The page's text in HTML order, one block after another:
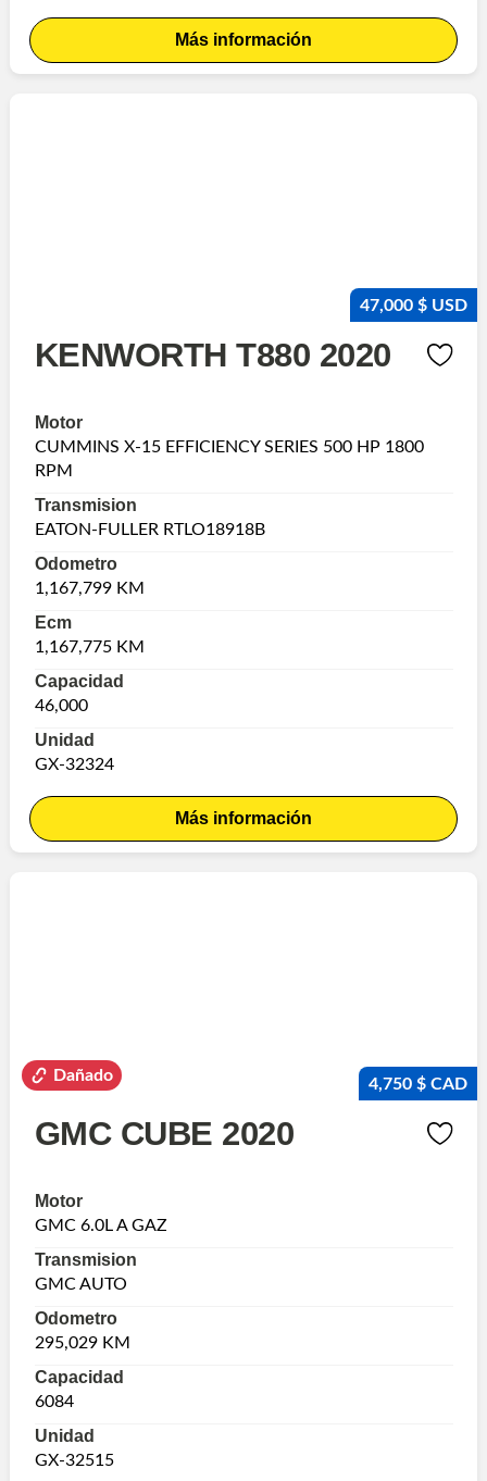
Más información
47,000 $ USD
KENWORTH T880 2020
Motor
CUMMINS X-15 EFFICIENCY SERIES 500 HP 1800
RPM
Transmision
EATON-FULLER RTLO18918B
Odometro
1,167,799 KM
Ecm
1,167,775 KM
Capacidad
46,000
Unidad
GX-32324
Más información
Dañado 4,750 $ CAD
GMC CUBE 2020
Motor
GMC 6.0L A GAZ
Transmision
GMC AUTO
Odometro
295,029 KM
Capacidad
6084
Unidad
GX-32515